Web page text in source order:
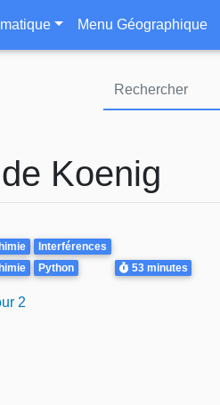
principale
Menu Géographique
Koenig
Interférences
Python Durée
53 minutes
2